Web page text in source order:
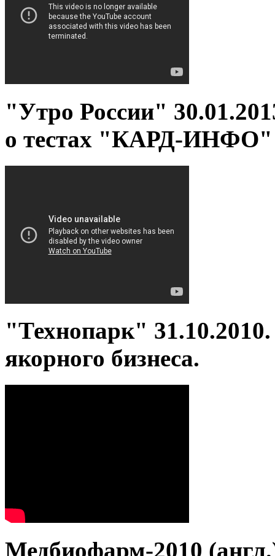
"Утро России"
о тестах "КАРД-ИНФО"
"Технопарк"
якорного бизнеса.
Медбиофарм-2010